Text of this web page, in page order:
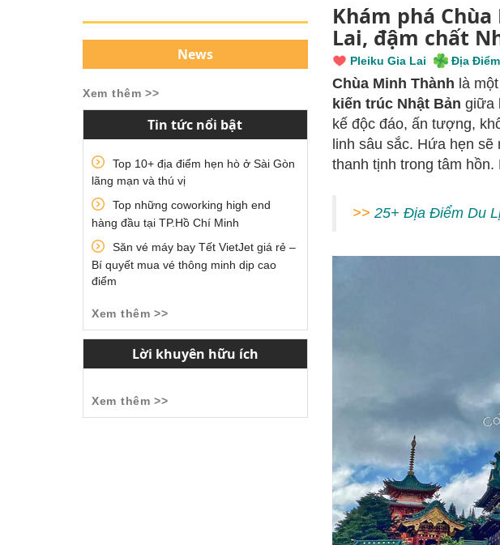
News
Xem thêm >>
Tin tức nổi bật
Top 10+ địa điểm hẹn hò ở Sài Gòn
lãng mạn và thú vị
Top những coworking high end
hàng đầu tại TP.Hồ Chí Minh
Săn vé máy bay Tết VietJet giá rẻ –
Bí quyết mua vé thông minh dịp cao
điểm
Xem thêm >>
Lời khuyên hữu ích
Xem thêm >>
Khám phá
Lai, đậm chất
Pleiku Gia Lai Địa
Chùa Minh Thành là
kiến trúc Nhật Bản giữa
kế độc đáo, ấn tượng,
linh sâu sắc. Hứa hẹn
thanh tịnh trong tâm hồn.
>> 25+ Địa Điểm Du